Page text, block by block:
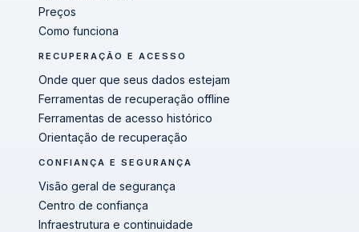
Preços
Como funciona
RECUPERAÇÃO E ACESSO
Onde quer que seus dados estejam
Ferramentas de recuperação offline
Ferramentas de acesso histórico
Orientação de recuperação
CONFIANÇA E SEGURANÇA
Visão geral de segurança
Centro de confiança
Infraestrutura e continuidade